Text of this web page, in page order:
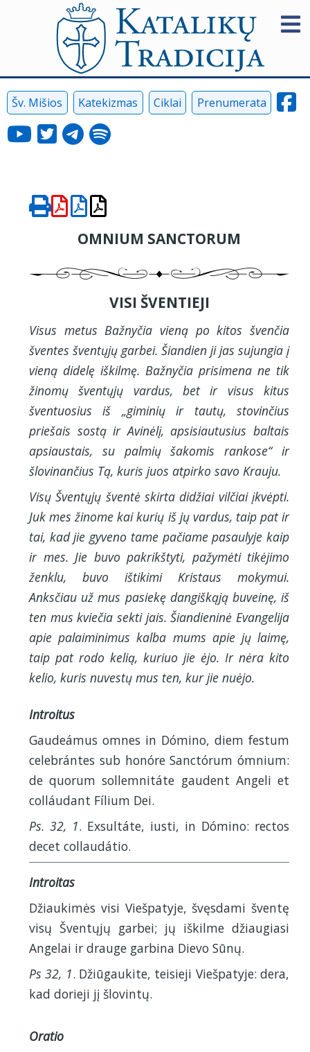
Šv. Mišios Katekizmas Ciklai Prenumerata
OMNIUM SANCTORUM
VISI ŠVENTIEJI
Visus metus Bažnyčia vieną po kitos švenčia
šventes šventųjų garbei. Šiandien ji jas sujungia į
vieną didelę iškilmę. Bažnyčia prisimena ne tik
žinomų šventųjų vardus, bet ir visus kitus
šventuosius iš „giminių ir tautų, stovinčius
priešais sostą ir Avinėlį, apsisiautusius baltais
apsiaustais, su palmių šakomis rankose“ ir
šlovinančius Tą, kuris juos atpirko savo Krauju.
Visų Šventųjų šventė skirta didžiai vilčiai įkvėpti.
Juk mes žinome kai kurių iš jų vardus, taip pat ir
tai, kad jie gyveno tame pačiame pasaulyje kaip
ir mes. Jie buvo pakrikštyti, pažymėti tikėjimo
ženklu, buvo ištikimi Kristaus mokymui.
Anksčiau už mus pasiekę dangiškąją buveinę, iš
ten mus kviečia sekti jais. Šiandieninė Evangelija
apie palaiminimus kalba mums apie jų laimę,
taip pat rodo kelią, kuriuo jie ėjo. Ir nėra kito
kelio, kuris nuvestų mus ten, kur jie nuėjo.
Introitus
Gaudeámus omnes in Dómino, diem festum
celebrántes sub honóre Sanctórum ómnium:
de quorum sollemnitáte gaudent Angeli et
colláudant Fílium Dei.
Ps. 32, 1. Exsultáte, iusti, in Dómino: rectos
decet collaudátio.
Introitas
Džiaukimės visi Viešpatyje, švęsdami šventę
visų Šventųjų garbei; jų iškilme džiaugiasi
Angelai ir drauge garbina Dievo Sūnų.
Ps 32, 1. Džiūgaukite, teisieji Viešpatyje: dera,
kad dorieji jį šlovintų.
Oratio